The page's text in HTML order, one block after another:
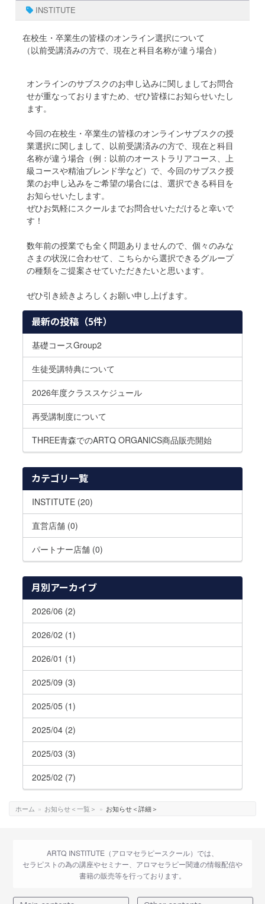
INSTITUTE
在校生・卒業生の皆様のオンライン選択について
（以前受講済みの方で、現在と科目名称が違う場合）
オンラインのサブスクのお申し込みに関しましてお問合
せが重なっておりますため、ぜひ皆様にお知らせいたし
ます。
今回の在校生・卒業生の皆様のオンラインサブスクの授
業選択に関しまして、以前受講済みの方で、現在と科目
名称が違う場合（例：以前のオーストラリアコース、上
級コースや精油ブレンド学など）で、今回のサブスク授
業のお申し込みをご希望の場合には、選択できる科目を
お知らせいたします。
ぜひお気軽にスクールまでお問合せいただけると幸いで
す！
数年前の授業でも全く問題ありませんので、個々のみな
さまの状況に合わせて、こちらから選択できるグループ
の種類をご提案させていただきたいと思います。
ぜひ引き続きよろしくお願い申し上げます。
最新の投稿（5件）
基礎コースGroup2
生徒受講特典について
2026年度クラススケジュール
再受講制度について
THREE青森でのARTQ ORGANICS商品販売開始
カテゴリ一覧
INSTITUTE (20)
直営店舗 (0)
パートナー店舗 (0)
月別アーカイブ
2026/06 (2)
2026/02 (1)
2026/01 (1)
2025/09 (3)
2025/05 (1)
2025/04 (2)
2025/03 (3)
2025/02 (7)
ホーム » お知らせ＜一覧＞ » お知らせ＜詳細＞
ARTQ INSTITUTE（アロマセラピースクール）では、
セラピストの為の講座やセミナー、アロマセラピー関連の情報配信や
書籍の販売等を行っております。